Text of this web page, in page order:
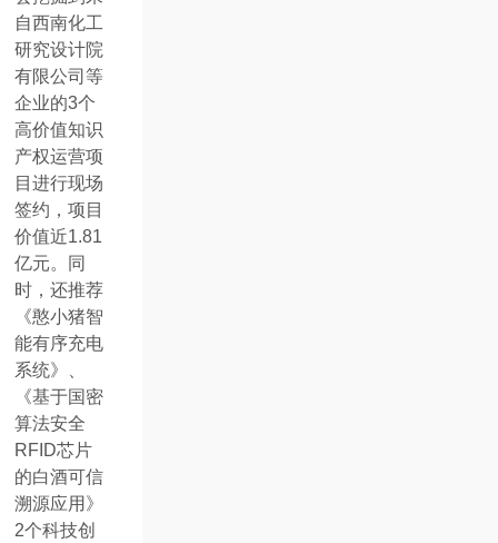
自西南化工
研究设计院
有限公司等
企业的3个
高价值知识
产权运营项
目进行现场
签约，项目
价值近1.81
亿元。同
时，还推荐
《憨小猪智
能有序充电
系统》、
《基于国密
算法安全
RFID芯片
的白酒可信
溯源应用》
2个科技创